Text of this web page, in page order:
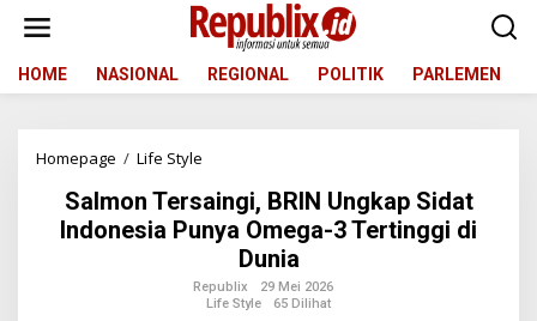
t
HOME NASIONAL REGIONAL POLITIK PARLEMEN
Homepage / Life Style
l
m
o
T
e
Salmon Tersaingi, BRIN Ungkap Sidat
Indonesia Punya Omega-3 Tertinggi di
Dunia
Republix
29 Mei 2026
Life Style
65 Dilihat